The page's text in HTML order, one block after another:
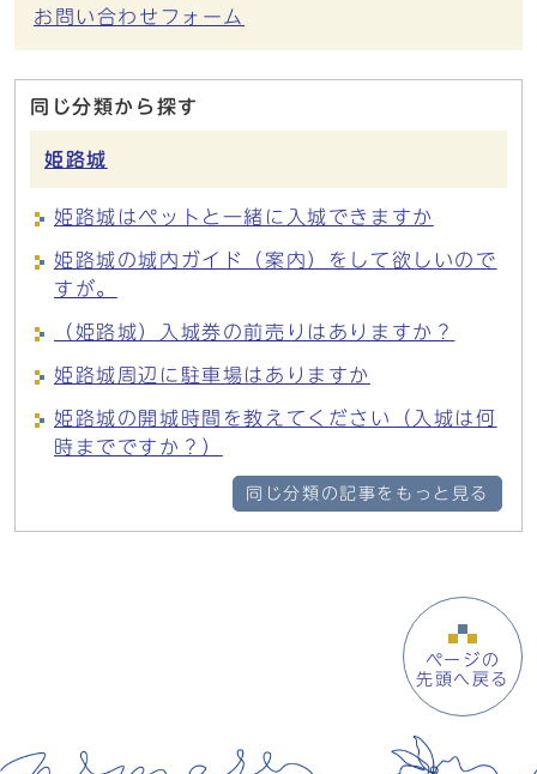
お問い合わせフォーム
同じ分類から探す
姫路城
姫路城はペットと一緒に入城できますか
姫路城の城内ガイド（案内）をして欲しいので
すが。
（姫路城）入城券の前売りはありますか？
姫路城周辺に駐車場はありますか
姫路城の開城時間を教えてください（入城は何
時までですか？）
同じ分類の記事をもっと見る
ページの
先頭へ戻る